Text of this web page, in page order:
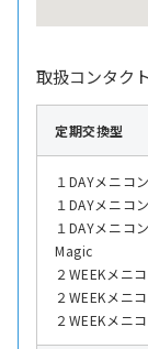
取扱コンタク
定期交換型
１DAYメニ
１DAYメニ
１DAYメニコ
Magic
２WEEKメニ
２WEEKメニ
２WEEKメニ